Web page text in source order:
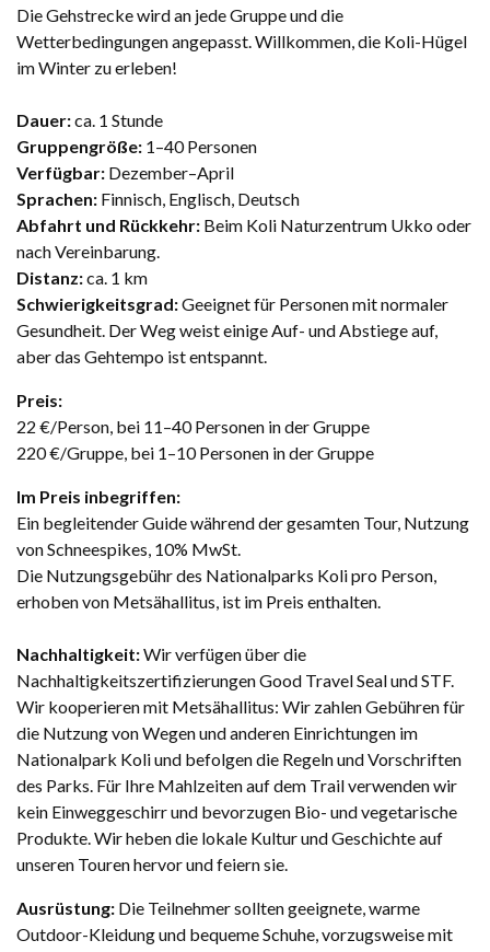
Die Gehstrecke wird an jede Gruppe und die
Wetterbedingungen angepasst. Willkommen, die Koli-Hügel
im Winter zu erleben!
Dauer:ca. 1 Stunde
Gruppengröße: 1–40 Personen
Verfügbar: Dezember–April
Sprachen: Finnisch, Englisch, Deutsch
Abfahrt und Rückkehr: Beim Koli Naturzentrum Ukko oder
nach Vereinbarung.
Distanz:ca. 1 km
Schwierigkeitsgrad:Geeignet für Personen mit normaler
Gesundheit. Der Weg weist einige Auf- und Abstiege auf,
aber das Gehtempo ist entspannt.
Preis:
22 €/Person, bei 11–40 Personen in der Gruppe
220 €/Gruppe, bei 1–10 Personen in der Gruppe
Im Preis inbegriffen:
Ein begleitender Guide während der gesamten Tour, Nutzung
von Schneespikes, 10% MwSt.
Die Nutzungsgebühr des Nationalparks Koli pro Person,
erhoben von Metsähallitus, ist im Preis enthalten.
Nachhaltigkeit:Wir verfügen über die
Nachhaltigkeitszertifizierungen Good Travel Seal und STF.
Wir kooperieren mit Metsähallitus: Wir zahlen Gebühren für
die Nutzung von Wegen und anderen Einrichtungen im
Nationalpark Koli und befolgen die Regeln und Vorschriften
des Parks. Für Ihre Mahlzeiten auf dem Trail verwenden wir
kein Einweggeschirr und bevorzugen Bio- und vegetarische
Produkte. Wir heben die lokale Kultur und Geschichte auf
unseren Touren hervor und feiern sie.
Ausrüstung: Die Teilnehmer sollten geeignete, warme
Outdoor-Kleidung und bequeme Schuhe, vorzugsweise mit